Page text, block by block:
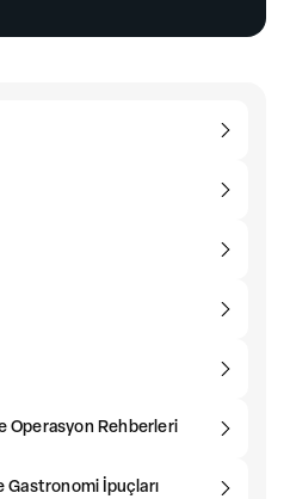
Operasyon Rehberleri
İpuçları